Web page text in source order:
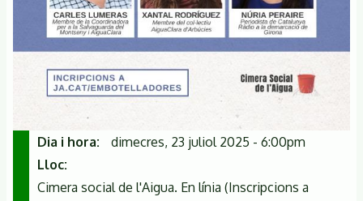
Dia i hora
dimecres, 23 juliol 2025 - 6:00pm
Lloc
Cimera social de l'Aigua. En línia (Inscripcions a